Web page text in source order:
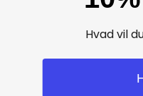
Hvad vil